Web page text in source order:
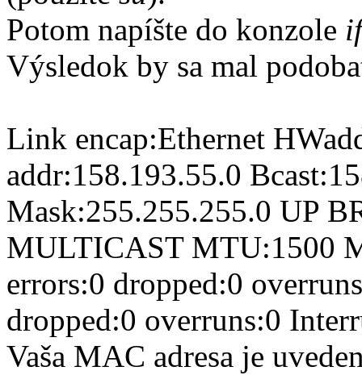
Potom napíšte do konzole
Výsledok by sa mal
Link encap:Ethernet
addr:158.193.55.0
Mask:255.255.255.0 UP
MULTICAST MTU:1500
errors:0 dropped:0
dropped:0 overruns:0
Vaša MAC adresa je